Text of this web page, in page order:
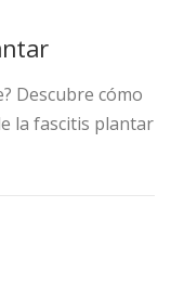
Descubre cómo
la fascitis plantar